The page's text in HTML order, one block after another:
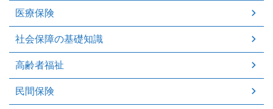
医療保険
社会保障の基礎知識
高齢者福祉
民間保険